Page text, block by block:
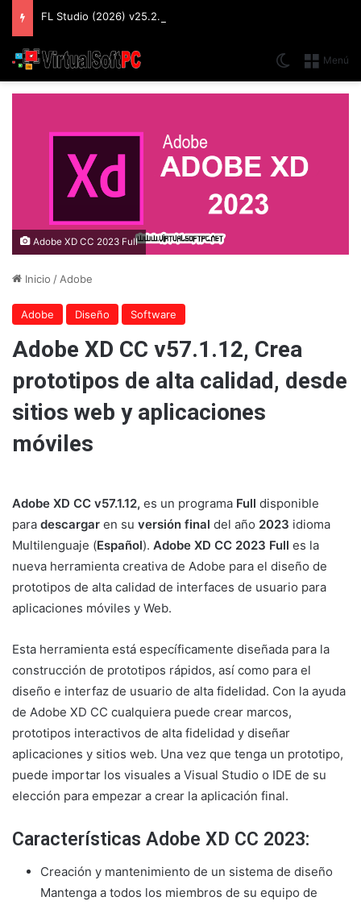
Menú
Switch skin
Adobe XD CC 2023 Full
Inicio / Adobe
Adobe Diseño Software
Adobe XD CC v57.1.12, Crea
prototipos de alta calidad, desde
sitios web y aplicaciones
móviles
Adobe XD CC v57.1.12, es un programa Full disponible
para descargar en su versión final del año 2023 idioma
Multilenguaje (Español). Adobe XD CC 2023 Full es la
nueva herramienta creativa de Adobe para el diseño de
prototipos de alta calidad de interfaces de usuario para
aplicaciones móviles y Web.
Esta herramienta está específicamente diseñada para la
construcción de prototipos rápidos, así como para el
diseño e interfaz de usuario de alta fidelidad. Con la ayuda
de Adobe XD CC cualquiera puede crear marcos,
prototipos interactivos de alta fidelidad y diseñar
aplicaciones y sitios web. Una vez que tenga un prototipo,
puede importar los visuales a Visual Studio o IDE de su
elección para empezar a crear la aplicación final.
Características Adobe XD CC 2023:
Creación y mantenimiento de un sistema de diseño
Mantenga a todos los miembros de su equipo de